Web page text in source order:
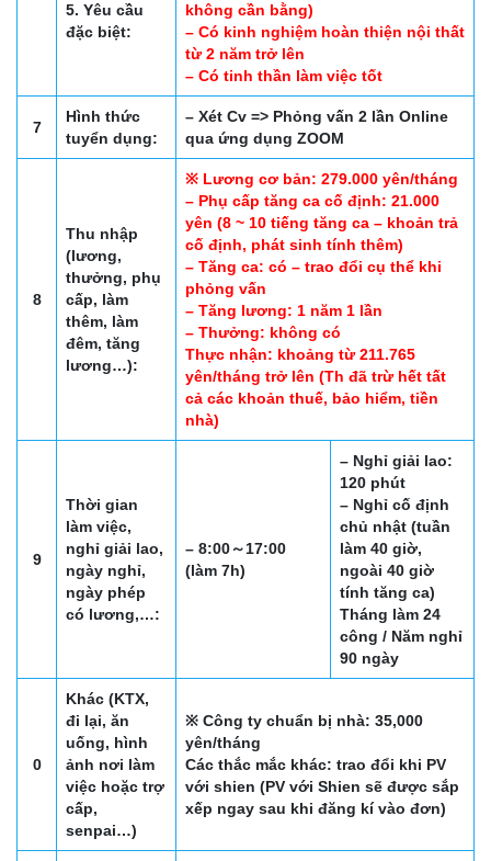
5. Yêu cầu
đặc biệt:
không cần bằng)
– Có kinh nghiệm hoàn thiện nội thất
từ 2 năm trở lên
– Có tinh thần làm việc tốt
7
Hình thức
tuyển dụng:
– Xét Cv => Phỏng vấn 2 lần Online
qua ứng dụng ZOOM
8
Thu nhập
(lương,
thưởng, phụ
cấp, làm
thêm, làm
đêm, tăng
lương…):
※ Lương cơ bản: 279.000 yên/tháng
– Phụ cấp tăng ca cố định: 21.000
yên (8 ~ 10 tiếng tăng ca – khoản trả
cố định, phát sinh tính thêm)
– Tăng ca: có – trao đổi cụ thể khi
phỏng vấn
– Tăng lương: 1 năm 1 lần
– Thưởng: không có
Thực nhận: khoảng từ 211.765
yên/tháng trở lên (Th đã trừ hết tất
cả các khoản thuế, bảo hiểm, tiền
nhà)
9
Thời gian
làm việc,
nghỉ giải lao,
ngày nghỉ,
ngày phép
có lương,…:
– 8:00～17:00
(làm 7h)
– Nghỉ giải lao:
120 phút
– Nghỉ cố định
chủ nhật (tuần
làm 40 giờ,
ngoài 40 giờ
tính tăng ca)
Tháng làm 24
công / Năm nghỉ
90 ngày
0
Khác (KTX,
đi lại, ăn
uống, hình
ảnh nơi làm
việc hoặc trợ
cấp,
senpai…)
※ Công ty chuẩn bị nhà: 35,000
yên/tháng
Các thắc mắc khác: trao đổi khi PV
với shien (PV với Shien sẽ được sắp
xếp ngay sau khi đăng kí vào đơn)